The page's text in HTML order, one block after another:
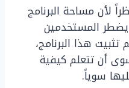
لأن مساحة البرنامج
يضطر المستخدمين
هذا البرنامج،
أن تتعلم كيفية
سوياً.